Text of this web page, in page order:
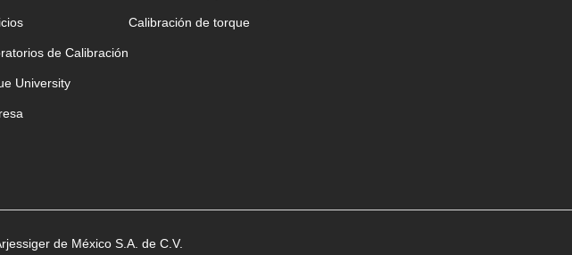
de Calibración
University
Calibración de torque
de México S.A. de C.V.